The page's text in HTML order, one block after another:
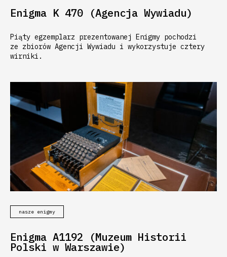
Enigma K 470 (Agencja Wywiadu)
Piąty egzemplarz prezentowanej Enigmy pochodzi
ze zbiorów Agencji Wywiadu i wykorzystuje cztery
wirniki.
nasze enigmy
Enigma A1192 (Muzeum Historii
Polski w Warszawie)